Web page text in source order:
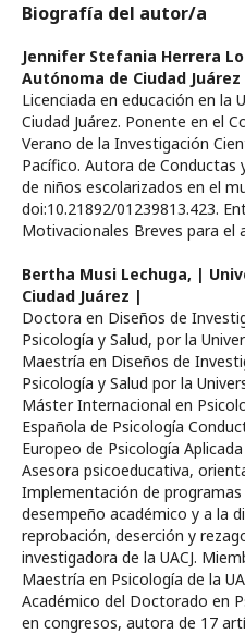
Biografía del autor/a
Jennifer Stefania Herrera
Autónoma de Ciudad Juárez
Licenciada en educación en la
Ciudad Juárez. Ponente en el
Verano de la Investigación
Pacífico. Autora de Conductas
de niños escolarizados en el
doi:10.21892/01239813.423.
Motivacionales Breves para el
Bertha Musi Lechuga, |
Ciudad Juárez |
Doctora en Diseños de
Psicología y Salud, por la
Maestría en Diseños de
Psicología y Salud por la
Máster Internacional en
Española de Psicología
Europeo de Psicología
Asesora psicoeducativa,
Implementación de
desempeño académico y a la
reprobación, deserción y
investigadora de la UACJ.
Maestría en Psicología de la
Académico del Doctorado en
en congresos, autora de 17